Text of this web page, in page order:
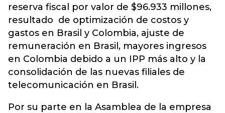
reserva fiscal por valor de $96.933 millones,
resultado de optimización de costos y
gastos en Brasil y Colombia, ajuste de
remuneración en Brasil, mayores ingresos
en Colombia debido a un IPP más alto y la
consolidación de las nuevas filiales de
telecomunicación en Brasil.
Por su parte en la Asamblea de la empresa